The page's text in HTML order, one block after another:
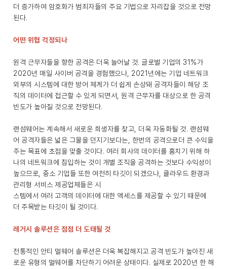
더 증가하여 암호화가 범죄자들의 주요 기법으로 자리잡을 것으로 전망
된다.
어떤 위협 걱정되나
원격 근무자들을 향한 공격은 더욱 늘어날 것. 글로벌 기업의 31%가
2020년 매일 사이버 공격을 경험했으나, 2021년에는 기업 네트워크
외부의 시스템에 대한 방어 체계가 더 쉽게 손상돼 공격자들이 해당 조
직의 데이터에 접근할 수 있게 되면서, 원격 근무자를 대상으로 한 공격
빈도가 높아질 것으로 전망된다.
랜섬웨어는 계속해서 새로운 희생자를 찾고, 더욱 자동화될 것. 랜섬웨
어 공격자들은 넓은 그물을 던지기보다는, 한번의 공격으로더 큰 수익을
주는 목표에 초점을 맞출 것이다. 여러 회사의 데이터를 훔치기 위해 하
나의 네트워크에 침입하는 것이 개별 조직을 공격하는 것보다 수익성이
높으므로, 중소 기업들 또한 여전히 타깃이 되겠으나, 클라우드 환경과
관리형 서비스 제공업체들은 시
스템에서 여러 고객의 데이터에 대한 액세스를 제공할 수 있기 때문에
더 주목받는 타깃이 될 것이다.
레거시 솔루션은 점점 더 도태될 것
전통적인 안티 멀웨어 솔루션은 더욱 복잡해지고 공격 빈도가 높아진 새
로운 유형의 멀웨어를 차단하기 어려운 상태이다. 실제로 2020년 한 해